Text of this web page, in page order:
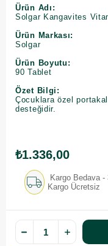
Ürün Adı:
Solgar Kangavites
Ürün Markası:
Solgar
Ürün Boyutu:
90 Tablet
Özet Bilgi:
Çocuklara özel
desteğidir.
₺1.336,00
Kargo Bedava
Kargo Ücretsiz